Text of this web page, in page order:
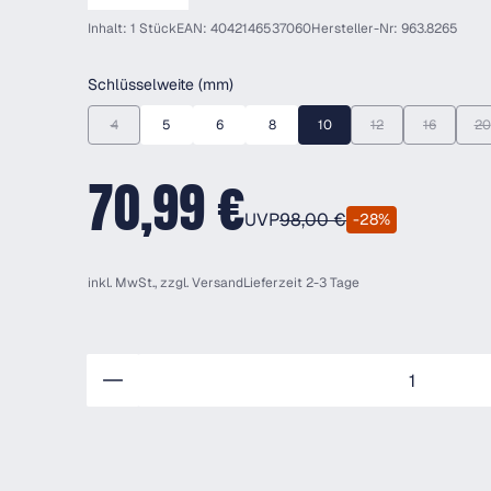
Inhalt: 1 StückEAN: 4042146537060Hersteller-Nr: 963.8265
Schlüsselweite (mm)auswählen
4(Diese Option ist zurzeit nicht verfügbar.)
5 6 8 10 12(Diese Option ist
16(Diese 20
70,99 €UVP98,00 € -28%
inkl. MwSt., zzgl.VersandLieferzeit 2-3 Tage